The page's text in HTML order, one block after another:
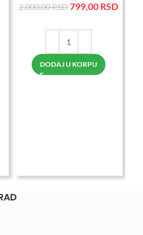
2.000,00RSD799,00 RSD
DODAJ U KORPU